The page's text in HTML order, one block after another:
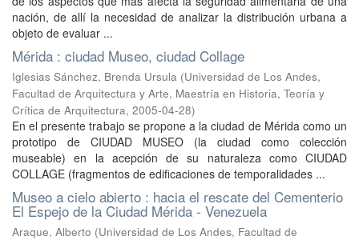
nación, de allí la necesidad de analizar la distribución urbana a
objeto de evaluar ...
Mérida : ciudad Museo, ciudad Collage
Iglesias Sánchez, Brenda Ursula (Universidad de Los Andes,
Facultad de Arquitectura y Arte, Maestría en Historia, Teoría y
Crítica de Arquitectura, 2005-04-28)
En el presente trabajo se propone a la ciudad de Mérida como un
prototipo de CIUDAD MUSEO (la ciudad como colección
museable) en la acepción de su naturaleza como CIUDAD
COLLAGE (fragmentos de edificaciones de temporalidades ...
Museo a cielo abierto : hacia el rescate del Cementerio
El Espejo de la Ciudad Mérida - Venezuela
Araque, Alberto (Universidad de Los Andes, Facultad de